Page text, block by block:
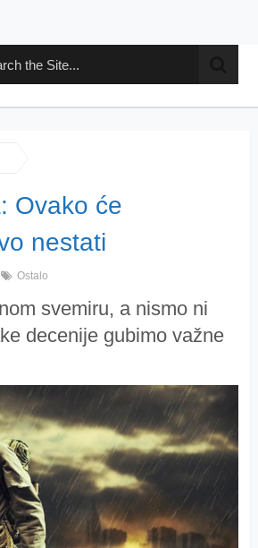
Ovako će
nestati
Ostalo
svemiru, a nismo ni
decenije gubimo važne